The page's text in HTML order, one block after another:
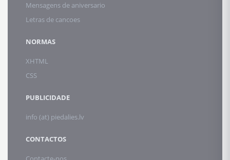
Mensagens de aniversario
Letras de cancoes
NORMAS
XHTML
CSS
PUBLICIDADE
info (at) piedalies.lv
CONTACTOS